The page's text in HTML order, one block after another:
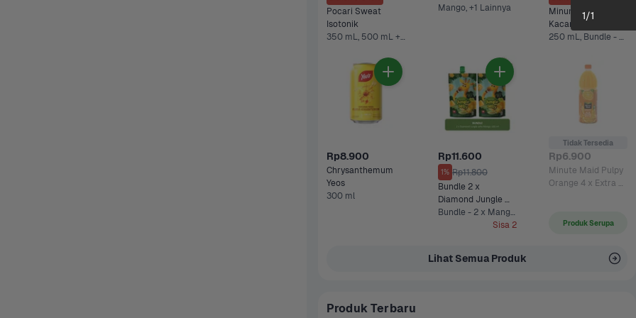
Pocari Sweat
350 mL, 500 mL +2 Lainnya
Mango, +1 Lainnya
Minuman Sari
Kacang Hijau Ultra
250 mL, Bundle - 5 x 250 mL*
Rp8.900
Chrysanthemum
Yeos
300 ml
Rp11.600
1% Rp11.800
Bundle 2 x
Diamond Jungle
Jelly Mango 100 ml
Bundle - 2 x Mango 100 ml
Sisa 2
Tidak Tersedia
Rp6.900
Minute Maid Pulpy
Orange 4 x Extra
Produk Serupa
Lihat Semua Produk
Produk Terbaru
1/1